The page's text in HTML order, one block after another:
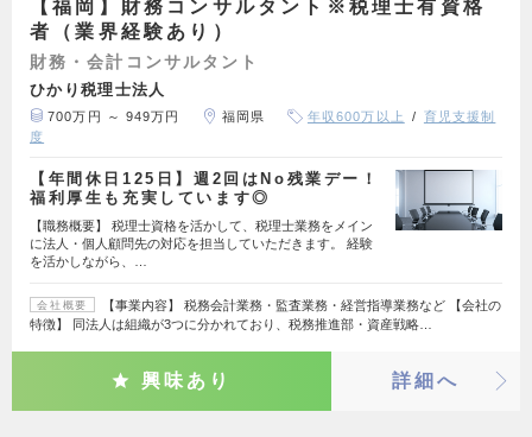
【福岡】財務コンサルタント※税理士有資格
者（業界経験あり）
財務・会計コンサルタント
ひかり税理士法人
700万円 ～ 949万円 福岡県 年収600万以上
育児支援制
度
【年間休日125日】週2回はNo残業デー！
福利厚生も充実しています◎
【職務概要】 税理士資格を活かして、税理士業務をメイン
に法人・個人顧問先の対応を担当していただきます。 経験
を活かしながら、…
会社概要
【事業内容】 税務会計業務・監査業務・経営指導業務など 【会社の
特徴】 同法人は組織が3つに分かれており、税務推進部・資産戦略…
興味あり 詳細へ